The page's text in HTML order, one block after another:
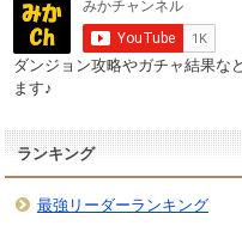
ダンジョン攻略やガチャ結果な
ます♪
ランキング
最強リーダーランキング